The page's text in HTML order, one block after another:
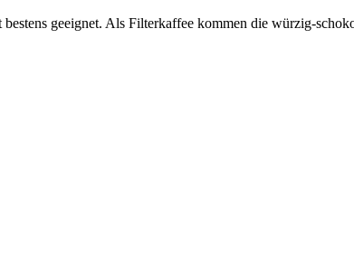
geeignet. Als Filterkaffee kommen die würzig-